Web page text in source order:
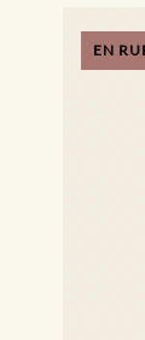
EN